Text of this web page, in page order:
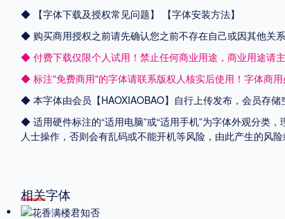
◆ 【字体下载及授权常见问题】
【字体安装方法】
◆ 购买商用授权之前请先确认您之前不存在自己或因其他关
◆ 付费下载仅限个人试用！禁止任何商业用途，商业用途请
◆ 标注"免费商用"的字体请联系版权人核实后使用！字体商
◆ 本字体由会员【HAOXIAOBAO】自行上传发布，会员存
◆ 适用硬件标注的“适用电脑”或“适用手机”为字体外观分类
人士操作，否则会有乱码或不能开机等风险，由此产生的风险
相关字体